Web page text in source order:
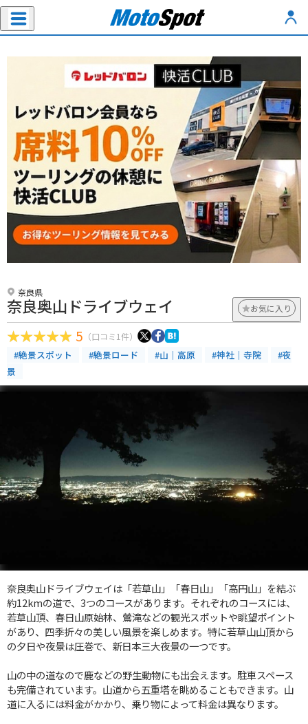
奈良県
奈良奥山ドライブウェイ お気に入り
5 （口コミ1件）
#絶景スポット #絶景ロード #山｜高原 #神社｜寺院
#夜
景
奈良奥山ドライブウェイは「若草山」「春日山」「高円山」を結ぶ
約12kmの道で、3つのコースがあります。それぞれのコースには、
若草山頂、春日山原始林、鶯滝などの観光スポットや眺望ポイント
があり、四季折々の美しい風景を楽しめます。特に若草山山頂から
の夕日や夜景は圧巻で、新日本三大夜景の一つです。
山の中の道なので鹿などの野生動物にも出会えます。駐車スペース
も完備されています。山道から五重塔を眺めることもできます。山
道に入るには料金がかかり、乗り物によって料金は異なります。